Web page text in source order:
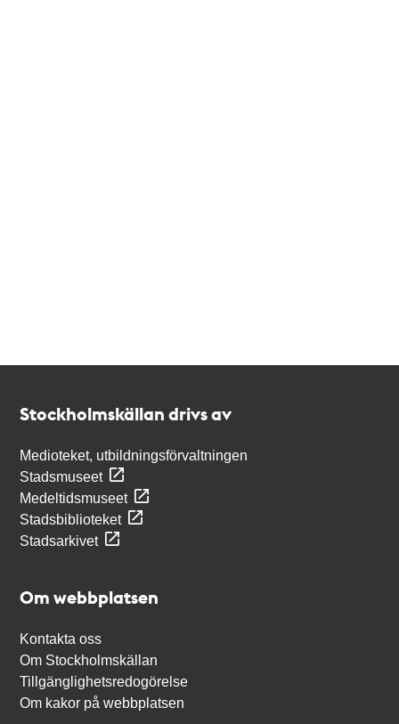
Stockholmskällan drivs av
Medioteket, utbildningsförvaltningen
Stadsmuseet
Medeltidsmuseet
Stadsbiblioteket
Stadsarkivet
Om webbplatsen
Kontakta oss
Om Stockholmskällan
Tillgänglighetsredogörelse
Om kakor på webbplatsen